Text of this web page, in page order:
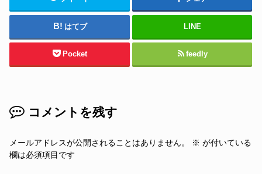
はてブ LINE
Pocket feedly
コメントを残す
メールアドレスが公開されることはありません。 ※ が付いている
欄は必須項目です